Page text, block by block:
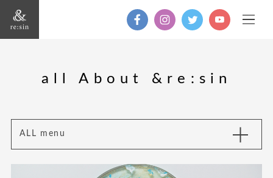
all About &re:sin
ALL menu